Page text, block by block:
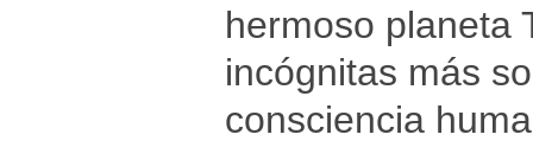
hermoso planeta
incógnitas más
consciencia